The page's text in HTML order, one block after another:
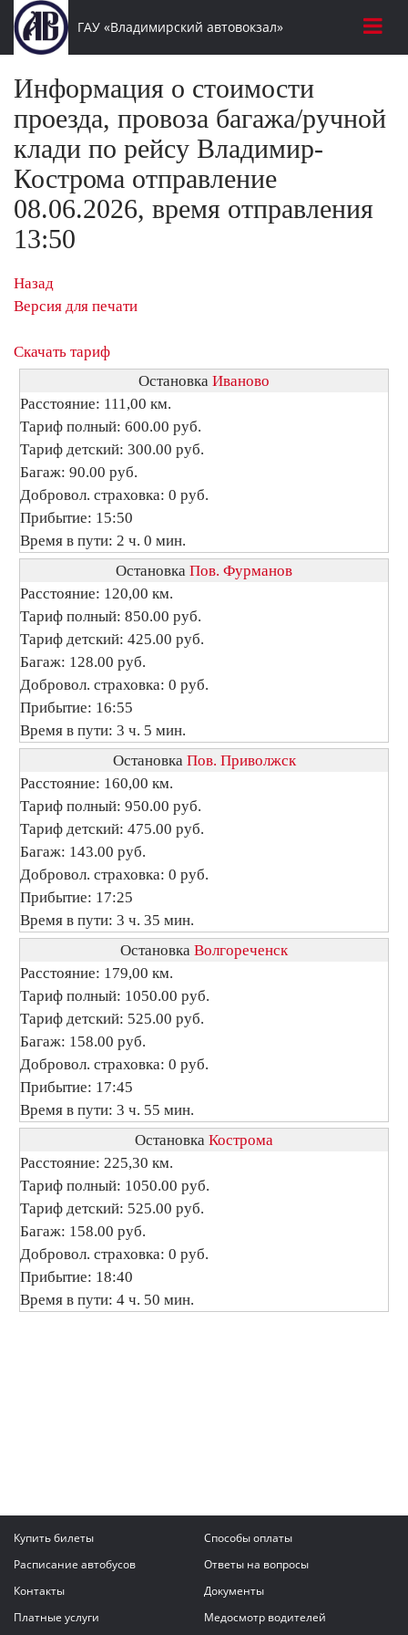
ГАУ «Владимирский автовокзал»
Информация о стоимости
проезда, провоза багажа/ручной
клади по рейсу Владимир-
Кострома отправление
08.06.2026, время отправления
13:50
Назад
Версия для печати
Скачать тариф
Остановка Иваново
Расстояние: 111,00 км.
Тариф полный: 600.00 руб.
Тариф детский: 300.00 руб.
Багаж: 90.00 руб.
Добровол. страховка: 0 руб.
Прибытие: 15:50
Время в пути: 2 ч. 0 мин.
Остановка Пов. Фурманов
Расстояние: 120,00 км.
Тариф полный: 850.00 руб.
Тариф детский: 425.00 руб.
Багаж: 128.00 руб.
Добровол. страховка: 0 руб.
Прибытие: 16:55
Время в пути: 3 ч. 5 мин.
Остановка Пов. Приволжск
Расстояние: 160,00 км.
Тариф полный: 950.00 руб.
Тариф детский: 475.00 руб.
Багаж: 143.00 руб.
Добровол. страховка: 0 руб.
Прибытие: 17:25
Время в пути: 3 ч. 35 мин.
Остановка Волгореченск
Расстояние: 179,00 км.
Тариф полный: 1050.00 руб.
Тариф детский: 525.00 руб.
Багаж: 158.00 руб.
Добровол. страховка: 0 руб.
Прибытие: 17:45
Время в пути: 3 ч. 55 мин.
Остановка Кострома
Расстояние: 225,30 км.
Тариф полный: 1050.00 руб.
Тариф детский: 525.00 руб.
Багаж: 158.00 руб.
Добровол. страховка: 0 руб.
Прибытие: 18:40
Время в пути: 4 ч. 50 мин.
Купить билеты
Способы оплаты
Расписание автобусов
Ответы на вопросы
Контакты
Документы
Платные услуги
Медосмотр водителей